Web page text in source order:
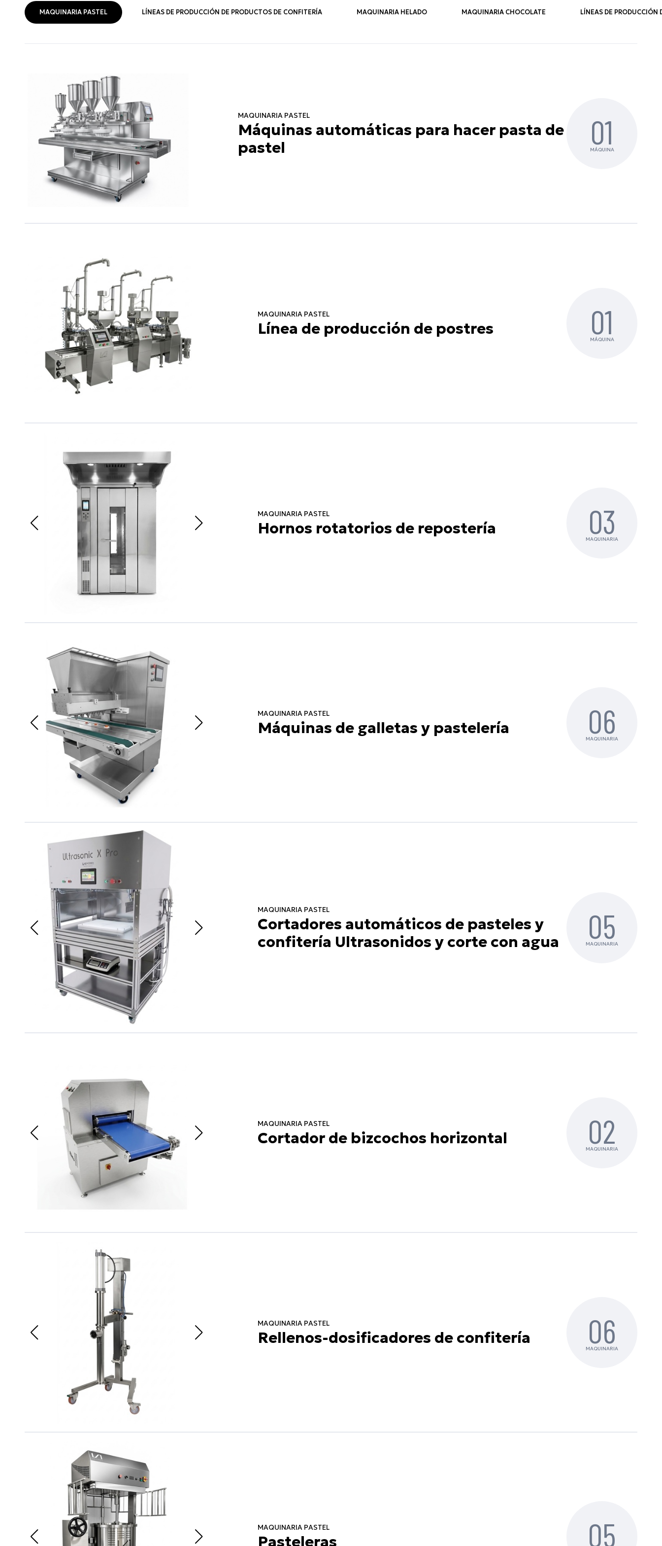
MAQUINARIA PASTEL LÍNEAS DE PRODUCCIÓN DE PRODUCTOS DE CONFITERÍA MAQUINARIA HELADO MAQUINARIA CHOCOLATE LÍNEAS DE PRODUCCIÓN
MAQUINARIA PASTEL
Máquinas automáticas para hacer pasta de
pastel
01
MÁQUINA
MAQUINARIA PASTEL
Línea de producción de postres 01
MÁQUINA
MAQUINARIA PASTEL
Hornos rotatorios de repostería 03
MAQUINARIA
MAQUINARIA PASTEL
Máquinas de galletas y pastelería 06
MAQUINARIA
MAQUINARIA PASTEL
Cortadores automáticos de pasteles y
confitería Ultrasonidos y corte con agua
05
MAQUINARIA
MAQUINARIA PASTEL
Cortador de bizcochos horizontal 02
MAQUINARIA
MAQUINARIA PASTEL
Rellenos-dosificadores de confitería 06
MAQUINARIA
MAQUINARIA PASTEL
Pasteleras 05